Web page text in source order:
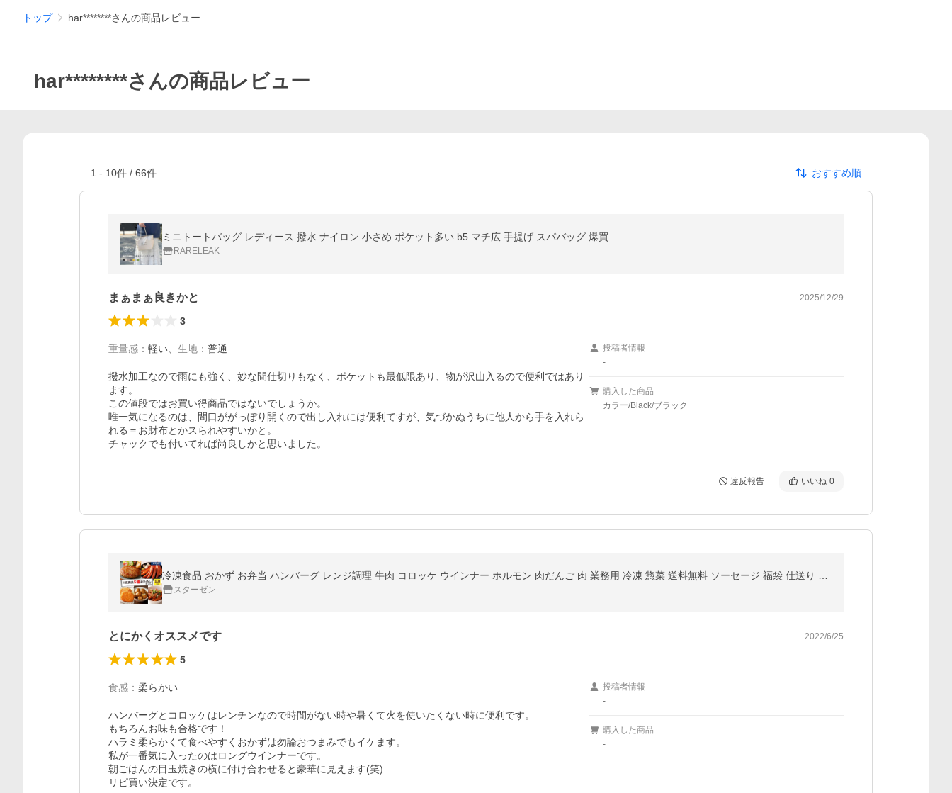
トップ har********さんの商品レビュー
har********さんの商品レビュー
1 - 10件 / 66件 おすすめ順
ミニトートバッグ レディース 撥水 ナイロン 小さめ ポケット多い b5 マチ広 手提げ スパバッグ 爆買
RARELEAK
まぁまぁ良きかと 2025/12/29
3
重量感 ： 軽い 生地 ： 普通
撥水加工なので雨にも強く、妙な間仕切りもなく、ポケットも最低限あり、物が沢山入るので便利ではあり
ます。
この値段ではお買い得商品ではないでしょうか。
唯一気になるのは、間口ががっぽり開くので出し入れには便利てすが、気づかぬうちに他人から手を入れら
れる＝お財布とかスられやすいかと。
チャックでも付いてれば尚良しかと思いました。
投稿者情報
-
購入した商品
カラー/Black/ブラック
違反報告 いいね 0
スターゼン
とにかくオススメです 2022/6/25
5
食感 ： 柔らかい
ハンバーグとコロッケはレンチンなので時間がない時や暑くて火を使いたくない時に便利です。
もちろんお味も合格です！
ハラミ柔らかくて食べやすくおかずは勿論おつまみでもイケます。
私が一番気に入ったのはロングウインナーです。
朝ごはんの目玉焼きの横に付け合わせると豪華に見えます(笑)
リピ買い決定です。
投稿者情報
-
購入した商品
-